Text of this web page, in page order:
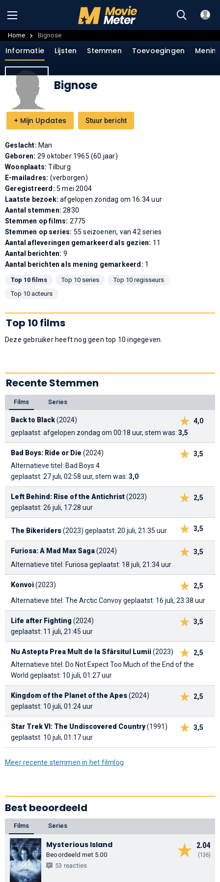
Home Bignose
+ Mijn Updates Stuur bericht
Informatie Lijsten Stemmen Toevoegingen
Bignose
Geslacht: Man
Geboren: 29 oktober 1965 (60 jaar)
Woonplaats:Tilburg
E-mailadres: (verborgen)
Geregistreerd: 5 mei 2004
Laatste bezoek:afgelopen zondag om 16:34 uur
Aantal stemmen:2830
Stemmen op films: 2775
Stemmen op series: 55 seizoenen, van 42 series
Aantal afleveringen gemarkeerd als gezien: 11
Aantal berichten: 9
Aantal berichten als mening gemarkeerd: 1
Top 10 films Top 10 series
Top 10 regisseurs
Top 10 acteurs
Top 10 films
Deze gebruiker heeft nog geen top 10 ingegeven.
Recente Stemmen
Films Series
4,0
Back to Black(2024)
geplaatst: afgelopen zondag om 00:18 uur, stem was: 3,5
3,5
Bad Boys: Ride or Die (2024)
Alternatieve titel: Bad Boys 4
geplaatst: 27 juli, 02:58 uur, stem was: 3,0
2,5
Left Behind: Rise of the Antichrist(2023)
geplaatst: 26 juli, 17:28 uur
3,5
The Bikeriders(2023) geplaatst: 20 juli, 21:35 uur
3,5
Furiosa: A Mad Max Saga(2024)
Alternatieve titel: Furiosageplaatst: 18 juli, 21:34 uur
2,5
Konvoi(2023)
Alternatieve titel: The Arctic Convoygeplaatst: 16 juli, 23:38 uur
3,5
Life after Fighting (2024)
geplaatst: 11 juli, 21:45 uur
2,5
Nu Astepta Prea Mult de la Sfârsitul Lumii(2023)
Alternatieve titel: Do Not Expect Too Much of the End of the
World geplaatst: 10 juli, 01:27 uur
2,5
Kingdom of the Planet of the Apes(2024)
geplaatst: 10 juli, 01:24 uur
3,5
Star Trek VI: The Undiscovered Country(1991)
geplaatst: 10 juli, 01:17 uur
Meer recente stemmen in het filmlog
Best beoordeeld
Films Series
2.04
(136)
Mysterious Island
Beoordeeld met 5.00
53 reacties